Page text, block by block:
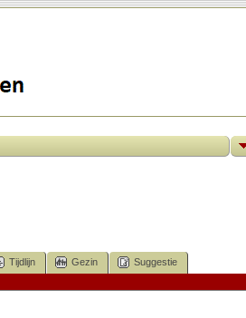
Tijdlijn Gezin Suggestie